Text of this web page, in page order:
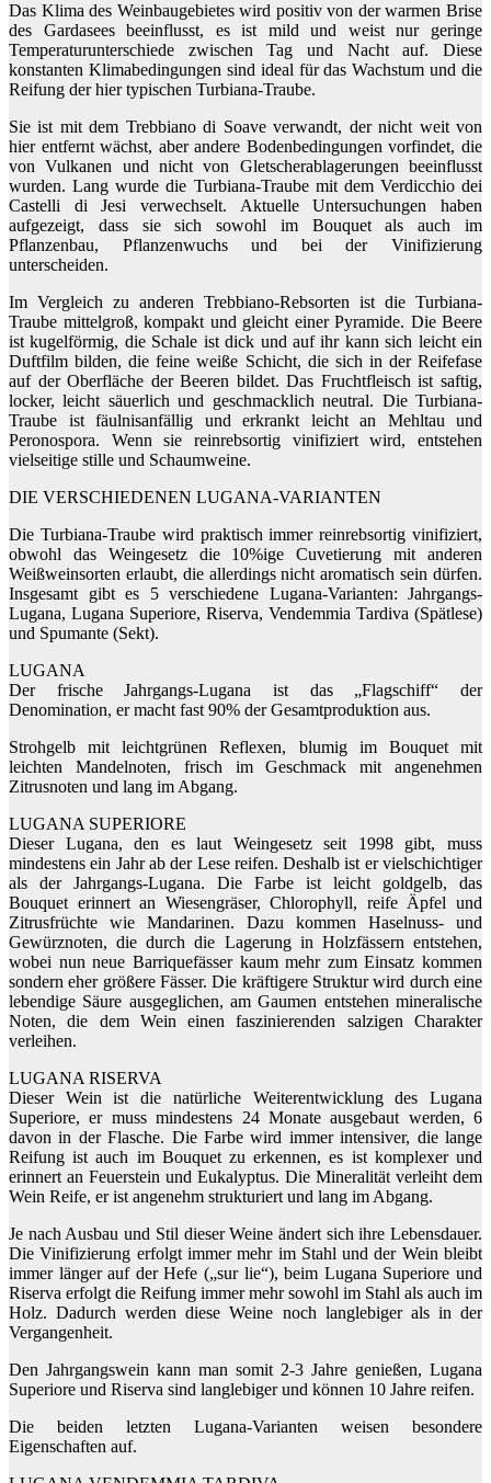
Das Klima des Weinbaugebietes wird positiv von der warmen Brise
des Gardasees beeinflusst, es ist mild und weist nur geringe
Temperaturunterschiede zwischen Tag und Nacht auf. Diese
konstanten Klimabedingungen sind ideal für das Wachstum und die
Reifung der hier typischen Turbiana-Traube.
Sie ist mit dem Trebbiano di Soave verwandt, der nicht weit von
hier entfernt wächst, aber andere Bodenbedingungen vorfindet, die
von Vulkanen und nicht von Gletscherablagerungen beeinflusst
wurden. Lang wurde die Turbiana-Traube mit dem Verdicchio dei
Castelli di Jesi verwechselt. Aktuelle Untersuchungen haben
aufgezeigt, dass sie sich sowohl im Bouquet als auch im
Pflanzenbau, Pflanzenwuchs und bei der Vinifizierung
unterscheiden.
Im Vergleich zu anderen Trebbiano-Rebsorten ist die Turbiana-
Traube mittelgroß, kompakt und gleicht einer Pyramide. Die Beere
ist kugelförmig, die Schale ist dick und auf ihr kann sich leicht ein
Duftfilm bilden, die feine weiße Schicht, die sich in der Reifefase
auf der Oberfläche der Beeren bildet. Das Fruchtfleisch ist saftig,
locker, leicht säuerlich und geschmacklich neutral. Die Turbiana-
Traube ist fäulnisanfällig und erkrankt leicht an Mehltau und
Peronospora. Wenn sie reinrebsortig vinifiziert wird, entstehen
vielseitige stille und Schaumweine.
DIE VERSCHIEDENEN LUGANA-VARIANTEN
Die Turbiana-Traube wird praktisch immer reinrebsortig vinifiziert,
obwohl das Weingesetz die 10%ige Cuvetierung mit anderen
Weißweinsorten erlaubt, die allerdings nicht aromatisch sein dürfen.
Insgesamt gibt es 5 verschiedene Lugana-Varianten: Jahrgangs-
Lugana, Lugana Superiore, Riserva, Vendemmia Tardiva (Spätlese)
und Spumante (Sekt).
LUGANA
Der frische Jahrgangs-Lugana ist das „Flagschiff“ der
Denomination, er macht fast 90% der Gesamtproduktion aus.
Strohgelb mit leichtgrünen Reflexen, blumig im Bouquet mit
leichten Mandelnoten, frisch im Geschmack mit angenehmen
Zitrusnoten und lang im Abgang.
LUGANA SUPERIORE
Dieser Lugana, den es laut Weingesetz seit 1998 gibt, muss
mindestens ein Jahr ab der Lese reifen. Deshalb ist er vielschichtiger
als der Jahrgangs-Lugana. Die Farbe ist leicht goldgelb, das
Bouquet erinnert an Wiesengräser, Chlorophyll, reife Äpfel und
Zitrusfrüchte wie Mandarinen. Dazu kommen Haselnuss- und
Gewürznoten, die durch die Lagerung in Holzfässern entstehen,
wobei nun neue Barriquefässer kaum mehr zum Einsatz kommen
sondern eher größere Fässer. Die kräftigere Struktur wird durch eine
lebendige Säure ausgeglichen, am Gaumen entstehen mineralische
Noten, die dem Wein einen faszinierenden salzigen Charakter
verleihen.
LUGANA RISERVA
Dieser Wein ist die natürliche Weiterentwicklung des Lugana
Superiore, er muss mindestens 24 Monate ausgebaut werden, 6
davon in der Flasche. Die Farbe wird immer intensiver, die lange
Reifung ist auch im Bouquet zu erkennen, es ist komplexer und
erinnert an Feuerstein und Eukalyptus. Die Mineralität verleiht dem
Wein Reife, er ist angenehm strukturiert und lang im Abgang.
Je nach Ausbau und Stil dieser Weine ändert sich ihre Lebensdauer.
Die Vinifizierung erfolgt immer mehr im Stahl und der Wein bleibt
immer länger auf der Hefe („sur lie“), beim Lugana Superiore und
Riserva erfolgt die Reifung immer mehr sowohl im Stahl als auch im
Holz. Dadurch werden diese Weine noch langlebiger als in der
Vergangenheit.
Den Jahrgangswein kann man somit 2-3 Jahre genießen, Lugana
Superiore und Riserva sind langlebiger und können 10 Jahre reifen.
Die beiden letzten Lugana-Varianten weisen besondere
Eigenschaften auf.